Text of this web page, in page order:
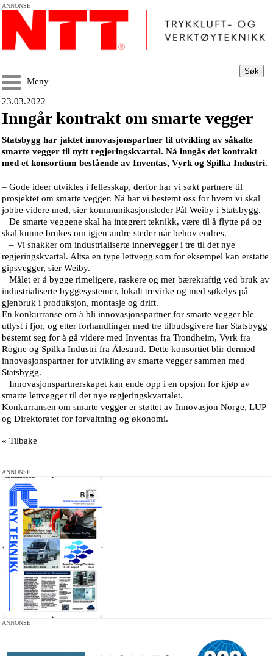
ANNONSE
Søk
Meny
23.03.2022
Inngår kontrakt om smarte vegger
Statsbygg har jaktet innovasjonspartner til utvikling av såkalte
smarte vegger til nytt regjeringskvartal. Nå inngås det kontrakt
med et konsortium bestående av Inventas, Vyrk og Spilka Industri.
– Gode ideer utvikles i fellesskap, derfor har vi søkt partnere til
prosjektet om smarte vegger. Nå har vi bestemt oss for hvem vi skal
jobbe videre med, sier kommunikasjonsleder Pål Weiby i Statsbygg.
De smarte veggene skal ha integrert teknikk, være til å flytte på og
skal kunne brukes om igjen andre steder når behov endres.
– Vi snakker om industrialiserte innervegger i tre til det nye
regjeringskvartal. Altså en type lettvegg som for eksempel kan erstatte
gipsvegger, sier Weiby.
Målet er å bygge rimeligere, raskere og mer bærekraftig ved bruk av
industrialiserte byggesystemer, lokalt trevirke og med søkelys på
gjenbruk i produksjon, montasje og drift.
En konkurranse om å bli innovasjonspartner for smarte vegger ble
utlyst i fjor, og etter forhandlinger med tre tilbudsgivere har Statsbygg
bestemt seg for å gå videre med Inventas fra Trondheim, Vyrk fra
Rogne og Spilka Industri fra Ålesund. Dette konsortiet blir dermed
innovasjonspartner for utvikling av smarte vegger sammen med
Statsbygg.
Innovasjonspartnerskapet kan ende opp i en opsjon for kjøp av
smarte lettvegger til det nye regjeringskvartalet.
Konkurransen om smarte vegger er støttet av Innovasjon Norge, LUP
og Direktoratet for forvaltning og økonomi.
« Tilbake
ANNONSE
ANNONSE